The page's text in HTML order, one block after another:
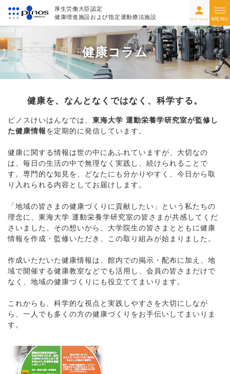
厚生労働大臣認定
健康増進施設および指定運動療法施設 マイページ MENU
健康コラム
健康を、なんとなくではなく、科学する。
ピノスけいはんなでは、 東海大学 運動栄養学研究室が監修し
た健康情報を定期的に発信しています。
健康に関する情報は世の中にあふれていますが、大切なの
は、毎日の生活の中で無理なく実践し、続けられることで
す。専門的な知見を、どなたにも分かりやすく、今日から取
り入れられる内容としてお届けします。
「地域の皆さまの健康づくりに貢献したい」という私たちの
理念に、東海大学 運動栄養学研究室の皆さまが共感してくだ
さいました。その想いから、大学院生の皆さまとともに健康
情報を作成・監修いただき、この取り組みが始まりました。
作成いただいた健康情報は、館内での掲示・配布に加え、地
域で開催する健康教室などでも活用し、会員の皆さまだけで
なく、地域の健康づくりにも役立ててまいります。
これからも、科学的な視点と実践しやすさを大切にしなが
ら、一人でも多くの方の健康づくりをお手伝いしてまいりま
す。